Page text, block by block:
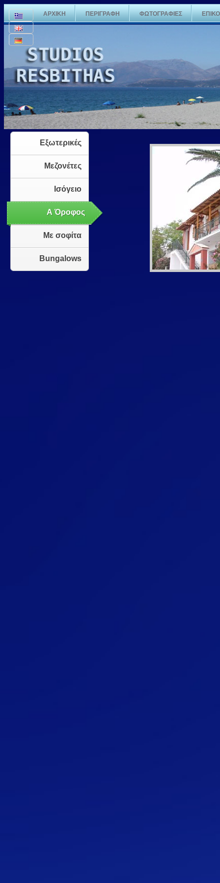
ΑΡΧΙΚΗ ΠΕΡΙΓΡΑΦΗ ΦΩΤΟΓΡΑΦΙΕΣ
Εξωτερικές
Μεζονέτες
Ισόγειο
Α Όροφος
Με σοφίτα
Bungalows